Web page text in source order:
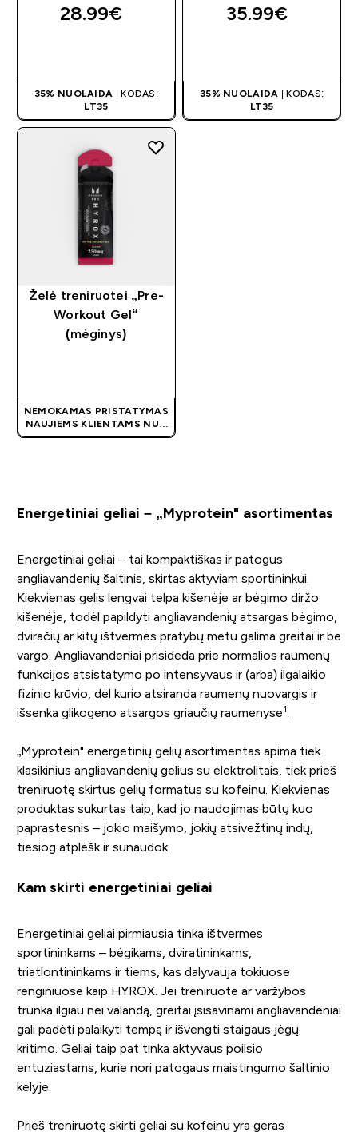
28.99€‎
35% NUOLAIDA | KODAS:
LT35
35.99€‎
35% NUOLAIDA | KODAS:
LT35
Želė treniruotei „Pre-
Workout Gel“
(mėginys)
NEMOKAMAS PRISTATYMAS
NAUJIEMS KLIENTAMS NUO
40 €| AKCIJA TAIKOMA
Energetiniai geliai – „Myprotein" asortimentas
Energetiniai geliai – tai kompaktiškas ir patogus
angliavandenių šaltinis, skirtas aktyviam sportininkui.
Kiekvienas gelis lengvai telpa kišenėje ar bėgimo diržo
kišenėje, todėl papildyti angliavandenių atsargas bėgimo,
dviračių ar kitų ištvermės pratybų metu galima greitai ir be
vargo. Angliavandeniai prisideda prie normalios raumenų
funkcijos atsistatymo po intensyvaus ir (arba) ilgalaikio
fizinio krūvio, dėl kurio atsiranda raumenų nuovargis ir
išsenka glikogeno atsargos griaučių raumenyse1
„Myprotein" energetinių gelių asortimentas apima tiek
klasikinius angliavandenių gelius su elektrolitais, tiek prieš
treniruotę skirtus gelių formatus su kofeinu. Kiekvienas
produktas sukurtas taip, kad jo naudojimas būtų kuo
paprastesnis – jokio maišymo, jokių atsivežtinų indų,
tiesiog atplėšk ir sunaudok.
Kam skirti energetiniai geliai
Energetiniai geliai pirmiausia tinka ištvermės
sportininkams – bėgikams, dviratininkams,
triatlontininkams ir tiems, kas dalyvauja tokiuose
renginiuose kaip HYROX. Jei treniruotė ar varžybos
trunka ilgiau nei valandą, greitai įsisavinami angliavandeniai
gali padėti palaikyti tempą ir išvengti staigaus jėgų
kritimo. Geliai taip pat tinka aktyvaus poilsio
entuziastams, kurie nori patogaus maistingumo šaltinio
kelyje.
Prieš treniruotę skirti geliai su kofeinu yra geras